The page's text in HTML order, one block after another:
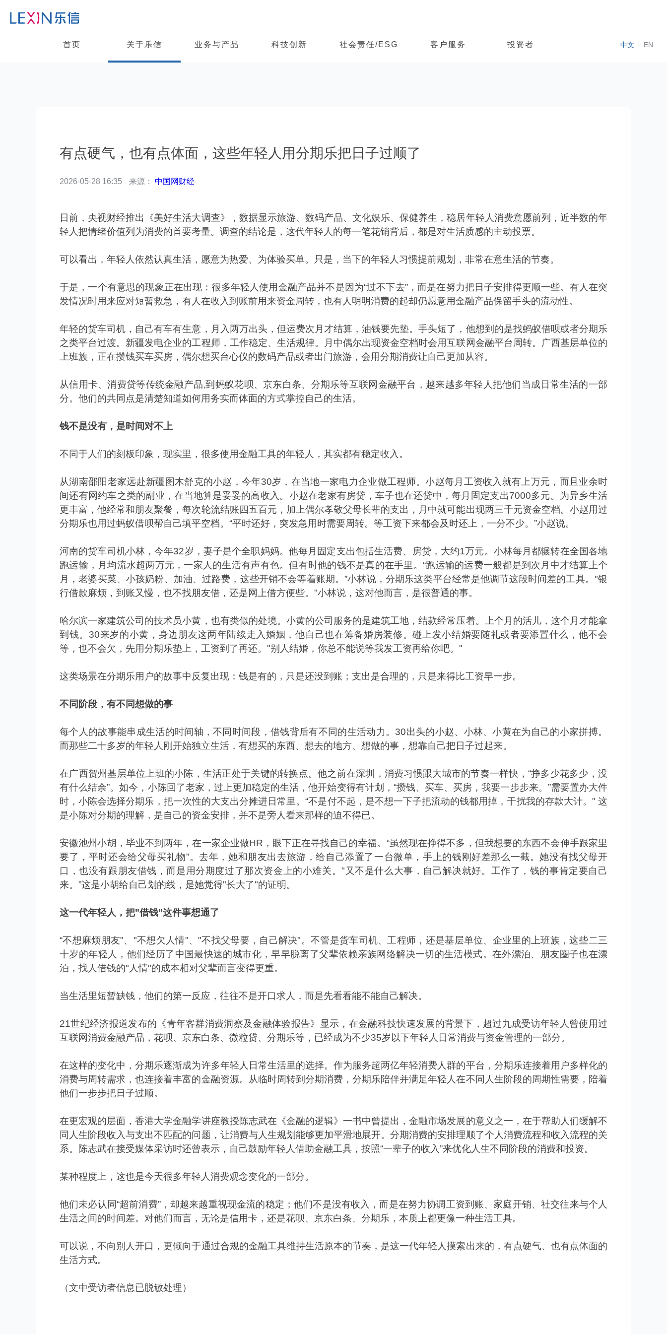
首页 关于乐信 业务与产品 科技创新 社会责任/ESG 客户服务 投资者 中文 EN
有点硬气，也有点体面，这些年轻人用分期乐把日子过顺了
2026-05-28 16:35 来源： 中国网财经
日前，央视财经推出《美好生活大调查》，数据显示旅游、数码产品、文化娱乐、保健养生，稳居年轻人消费意愿前列，近半数的年
轻人把情绪价值列为消费的首要考量。调查的结论是，这代年轻人的每一笔花销背后，都是对生活质感的主动投票。
可以看出，年轻人依然认真生活，愿意为热爱、为体验买单。只是，当下的年轻人习惯提前规划，非常在意生活的节奏。
于是，一个有意思的现象正在出现：很多年轻人使用金融产品并不是因为“过不下去”，而是在努力把日子安排得更顺一些。有人在突
发情况时用来应对短暂救急，有人在收入到账前用来资金周转，也有人明明消费的起却仍愿意用金融产品保留手头的流动性。
年轻的货车司机，自己有车有生意，月入两万出头，但运费次月才结算，油钱要先垫。手头短了，他想到的是找蚂蚁借呗或者分期乐
之类平台过渡。新疆发电企业的工程师，工作稳定、生活规律。月中偶尔出现资金空档时会用互联网金融平台周转。广西基层单位的
上班族，正在攒钱买车买房，偶尔想买台心仪的数码产品或者出门旅游，会用分期消费让自己更加从容。
从信用卡、消费贷等传统金融产品,到蚂蚁花呗、京东白条、分期乐等互联网金融平台，越来越多年轻人把他们当成日常生活的一部
分。他们的共同点是清楚知道如何用务实而体面的方式掌控自己的生活。
钱不是没有，是时间对不上
不同于人们的刻板印象，现实里，很多使用金融工具的年轻人，其实都有稳定收入。
从湖南邵阳老家远赴新疆图木舒克的小赵，今年30岁，在当地一家电力企业做工程师。小赵每月工资收入就有上万元，而且业余时
间还有网约车之类的副业，在当地算是妥妥的高收入。小赵在老家有房贷，车子也在还贷中，每月固定支出7000多元。为异乡生活
更丰富，他经常和朋友聚餐，每次轮流结账四五百元，加上偶尔孝敬父母长辈的支出，月中就可能出现两三千元资金空档。小赵用过
分期乐也用过蚂蚁借呗帮自己填平空档。 “平时还好，突发急用时需要周转。等工资下来都会及时还上，一分不少。 ”小赵说。
河南的货车司机小林，今年32岁，妻子是个全职妈妈。他每月固定支出包括生活费、房贷，大约1万元。小林每月都辗转在全国各地
跑运输，月均流水超两万元，一家人的生活有声有色。但有时他的钱不是真的在手里。 “跑运输的运费一般都是到次月中才结算上个
月，老婆买菜、小孩奶粉、加油、过路费，这些开销不会等着账期。”小林说，分期乐这类平台经常是他调节这段时间差的工具。 "银
行借款麻烦，到账又慢，也不找朋友借，还是网上借方便些。 "小林说，这对他而言，是很普通的事。
哈尔滨一家建筑公司的技术员小黄，也有类似的处境。小黄的公司服务的是建筑工地，结款经常压着。上个月的活儿，这个月才能拿
到钱。 30来岁的小黄，身边朋友这两年陆续走入婚姻，他自己也在筹备婚房装修。碰上发小结婚要随礼或者要添置什么，他不会
等，也不会欠，先用分期乐垫上，工资到了再还。 "别人结婚，你总不能说等我发工资再给你吧。 "
这类场景在分期乐用户的故事中反复出现：钱是有的，只是还没到账；支出是合理的，只是来得比工资早一步。
不同阶段，有不同想做的事
每个人的故事能串成生活的时间轴，不同时间段，借钱背后有不同的生活动力。 30出头的小赵、小林、小黄在为自己的小家拼搏。
而那些二十多岁的年轻人刚开始独立生活，有想买的东西、想去的地方、想做的事，想靠自己把日子过起来。
在广西贺州基层单位上班的小陈，生活正处于关键的转换点。他之前在深圳，消费习惯跟大城市的节奏一样快， “挣多少花多少，没
有什么结余”。如今，小陈回了老家，过上更加稳定的生活，他开始变得有计划， “攒钱、买车、买房，我要一步步来。 ”需要置办大件
时，小陈会选择分期乐，把一次性的大支出分摊进日常里。“不是付不起，是不想一下子把流动的钱都用掉，干扰我的存款大计。 "这
是小陈对分期的理解，是自己的资金安排，并不是旁人看来那样的迫不得已。
安徽池州小胡，毕业不到两年，在一家企业做HR ，眼下正在寻找自己的幸福。 “虽然现在挣得不多，但我想要的东西不会伸手跟家里
要了，平时还会给父母买礼物”。去年，她和朋友出去旅游，给自己添置了一台微单，手上的钱刚好差那么一截。她没有找父母开
口，也没有跟朋友借钱，而是用分期度过了那次资金上的小难关。"又不是什么大事，自己解决就好。工作了，钱的事肯定要自己
来。 ”这是小胡给自己划的线，是她觉得"长大了"的证明。
这一代年轻人，把"借钱"这件事想通了
“不想麻烦朋友"、 "不想欠人情"、"不找父母要，自己解决"。不管是货车司机、工程师，还是基层单位、企业里的上班族，这些二三
十岁的年轻人，他们经历了中国最快速的城市化，早早脱离了父辈依赖亲族网络解决一切的生活模式。在外漂泊、朋友圈子也在漂
泊，找人借钱的" 人情"的成本相对父辈而言变得更重。
当生活里短暂缺钱，他们的第一反应，往往不是开口求人，而是先看看能不能自己解决。
21世纪经济报道发布的《青年客群消费洞察及金融体验报告》显示，在金融科技快速发展的背景下，超过九成受访年轻人曾使用过
互联网消费金融产品，花呗、京东白条、微粒贷、分期乐等，已经成为不少35岁以下年轻人日常消费与资金管理的一部分。
在这样的变化中，分期乐逐渐成为许多年轻人日常生活里的选择。作为服务超两亿年轻消费人群的平台，分期乐连接着用户多样化的
消费与周转需求，也连接着丰富的金融资源。从临时周转到分期消费，分期乐陪伴并满足年轻人在不同人生阶段的周期性需要，陪着
他们一步步把日子过顺。
在更宏观的层面，香港大学金融学讲座教授陈志武在《金融的逻辑》一书中曾提出，金融市场发展的意义之一，在于帮助人们缓解不
同人生阶段收入与支出不匹配的问题，让消费与人生规划能够更加平滑地展开。分期消费的安排理顺了个人消费流程和收入流程的关
系。陈志武在接受媒体采访时还曾表示，自己鼓励年轻人借助金融工具，按照“一辈子的收入”来优化人生不同阶段的消费和投资。
某种程度上，这也是今天很多年轻人消费观念变化的一部分。
他们未必认同“超前消费”，却越来越重视现金流的稳定；他们不是没有收入，而是在努力协调工资到账、家庭开销、社交往来与个人
生活之间的时间差。对他们而言，无论是信用卡，还是花呗、京东白条、分期乐，本质上都更像一种生活工具。
可以说，不向别人开口，更倾向于通过合规的金融工具维持生活原本的节奏，是这一代年轻人摸索出来的，有点硬气、也有点体面的
生活方式。
（文中受访者信息已脱敏处理）